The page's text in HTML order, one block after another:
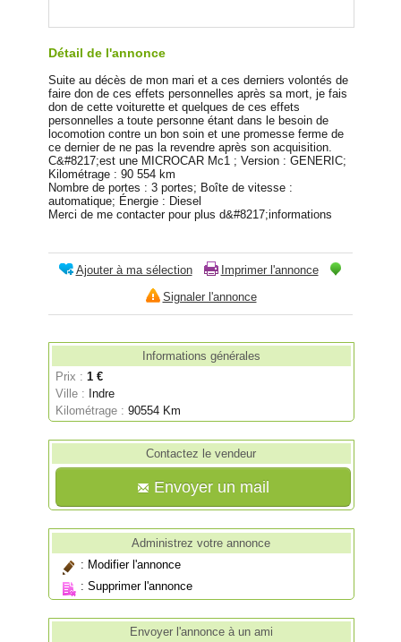
Détail de l'annonce
Suite au décès de mon mari et a ces derniers volontés de
faire don de ces effets personnelles après sa mort, je fais
don de cette voiturette et quelques de ces effets
personnelles a toute personne étant dans le besoin de
locomotion contre un bon soin et une promesse ferme de
ce dernier de ne pas la revendre après son acquisition.
C&#8217;est une MICROCAR Mc1 ; Version : GENERIC;
Kilométrage : 90 554 km
Nombre de portes : 3 portes; Boîte de vitesse :
automatique; Énergie : Diesel
Merci de me contacter pour plus d&#8217;informations
Ajouter à ma sélection
Imprimer l'annonce
Signaler l'annonce
Informations générales
Prix : 1 €
Ville : Indre
Kilométrage : 90554 Km
Contactez le vendeur
Envoyer un mail
Administrez votre annonce
: Modifier l'annonce
:Supprimer l'annonce
Envoyer l'annonce à un ami